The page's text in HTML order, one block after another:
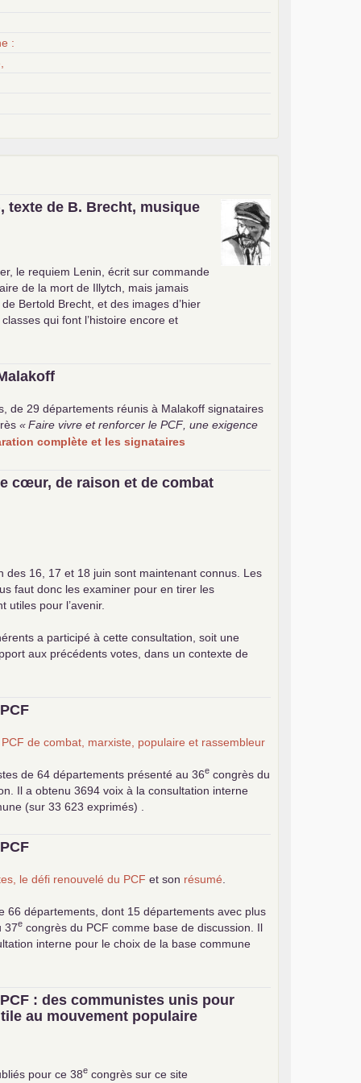
:
texte de B. Brecht, musique
le requiem Lenin, écrit sur commande
de la mort de Illytch, mais jamais
Bertold Brecht, et des images d’hier
qui font l’histoire encore et
de 29 départements réunis à Malakoff signataires
« Faire vivre et renforcer lePCF , une exigence
complète et les signataires
cœur, de raison et de combat
des 16, 17 et 18 juin sont maintenant connus. Les
faut donc les examiner pour en tirer les
utiles pour l’avenir.
a participé à cette consultation, soit une
aux précédents votes, dans un contexte de
PCF
PCF de combat, marxiste, populaire et rassembleur
de 64 départements présenté au 36e congrès du
Il a obtenu 3694 voix à la consultation interne
(sur 33 623 exprimés) .
PCF
le défi renouvelé du PCF et son résumé
66 départements, dont 15 départements avec plus
37e congrès du PCF comme base de discussion. Il
interne pour le choix de la base commune
PCF : des communistes unis pour
au mouvement populaire
pour ce 38e congrès sur ce site